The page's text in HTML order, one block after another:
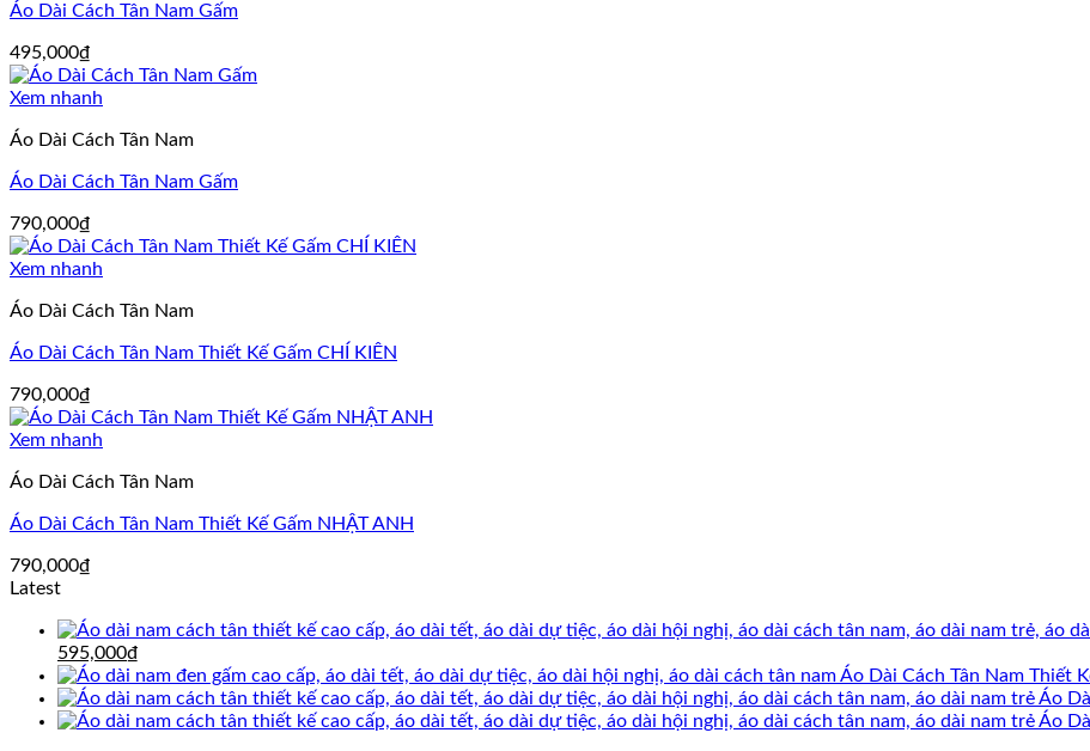
Áo Dài Cách Tân Nam Gấm
495,000₫
Xem nhanh
Áo Dài Cách Tân Nam
Áo Dài Cách Tân Nam Gấm
790,000₫
Xem nhanh
Áo Dài Cách Tân Nam
Áo Dài Cách Tân Nam Thiết Kế Gấm CHÍ KIÊN
790,000₫
Xem nhanh
Áo Dài Cách Tân Nam
Áo Dài Cách Tân Nam Thiết Kế Gấm NHẬT ANH
790,000₫
Latest
Giá
gốc
là:
695,000₫.
595,000₫
hiện
tại
là:
Áo Dài Cách Tân Nam Thiết
Áo
Áo